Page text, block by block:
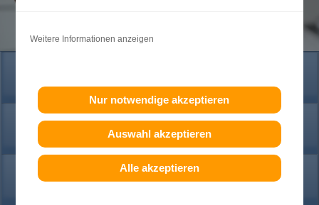
Weitere Informationen anzeigen
Nur notwendige akzeptieren
Auswahl akzeptieren
Alle akzeptieren
PRAXIS
KONTAKT